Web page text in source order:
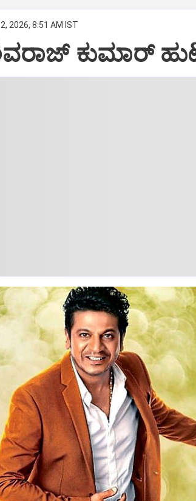
2026, 8:51 AM IST
ಕುಮಾರ್‌